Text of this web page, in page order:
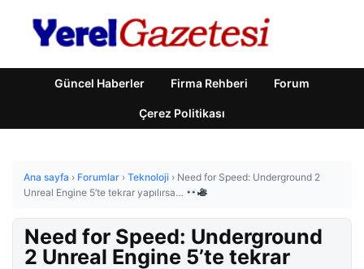
Güncel Haberler Firma Rehberi Forum
Çerez Politikası
Ana sayfa › Forumlar › Teknoloji › Need for Speed: Underground 2
Unreal Engine 5’te tekrar yapılırsa…
Need for Speed: Underground
2 Unreal Engine 5’te tekrar